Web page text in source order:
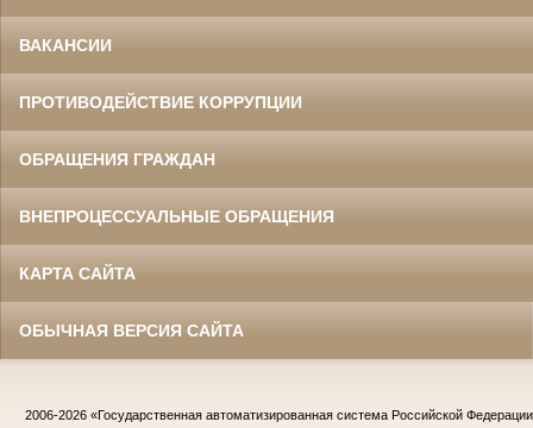
ВАКАНСИИ
ПРОТИВОДЕЙСТВИЕ КОРРУПЦИИ
ОБРАЩЕНИЯ ГРАЖДАН
ВНЕПРОЦЕССУАЛЬНЫЕ ОБРАЩЕНИЯ
КАРТА САЙТА
ОБЫЧНАЯ ВЕРСИЯ САЙТА
2006-2026 «Государственная автоматизированная система Российской